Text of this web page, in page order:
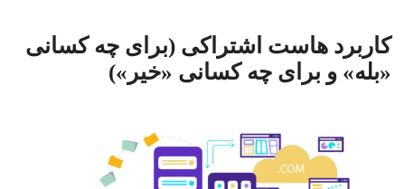
کاربرد هاست اشتراکی (برای چه کسانی
«بله» و برای چه کسانی «خیر»)